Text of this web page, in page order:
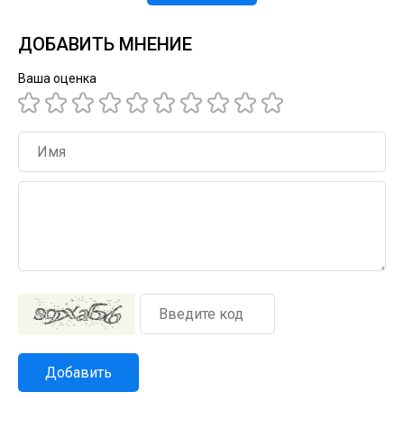
ДОБАВИТЬ МНЕНИЕ
Ваша оценка
Добавить